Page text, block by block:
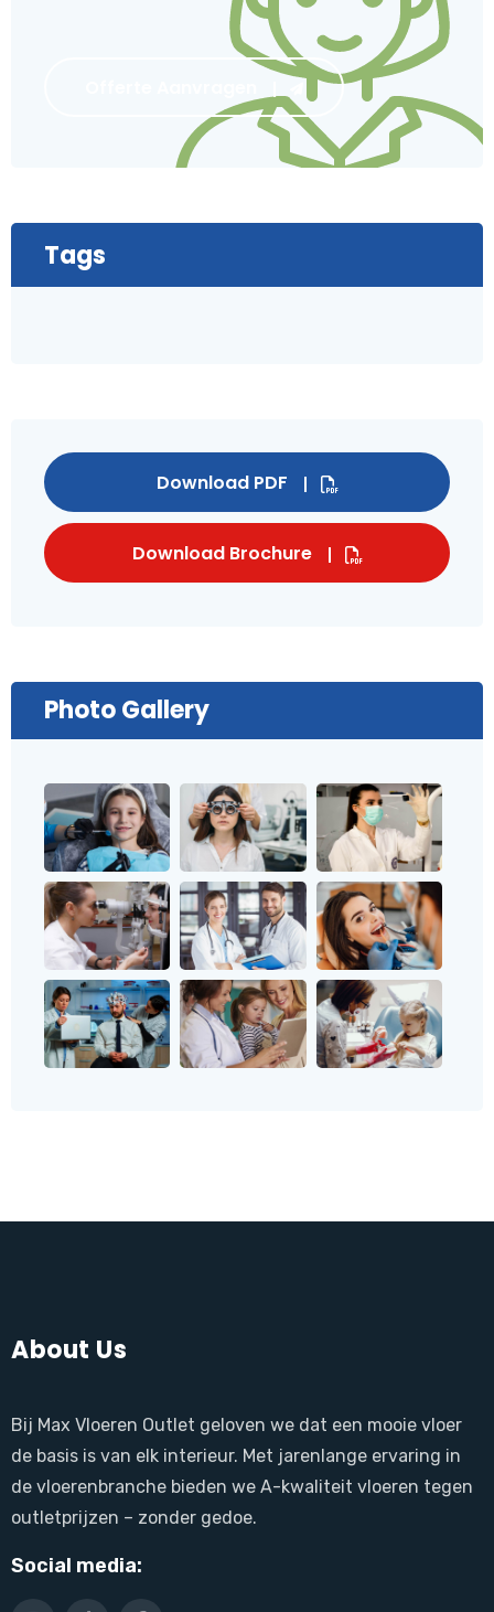
Tags
Download PDF
Download Brochure
Photo Gallery
About Us
Bij Max Vloeren Outlet geloven we dat een mooie vloer
de basis is van elk interieur. Met jarenlange ervaring in
de vloerenbranche bieden we A-kwaliteit vloeren tegen
outletprijzen – zonder gedoe.
Social media: